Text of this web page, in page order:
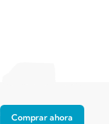
Comprar ahora